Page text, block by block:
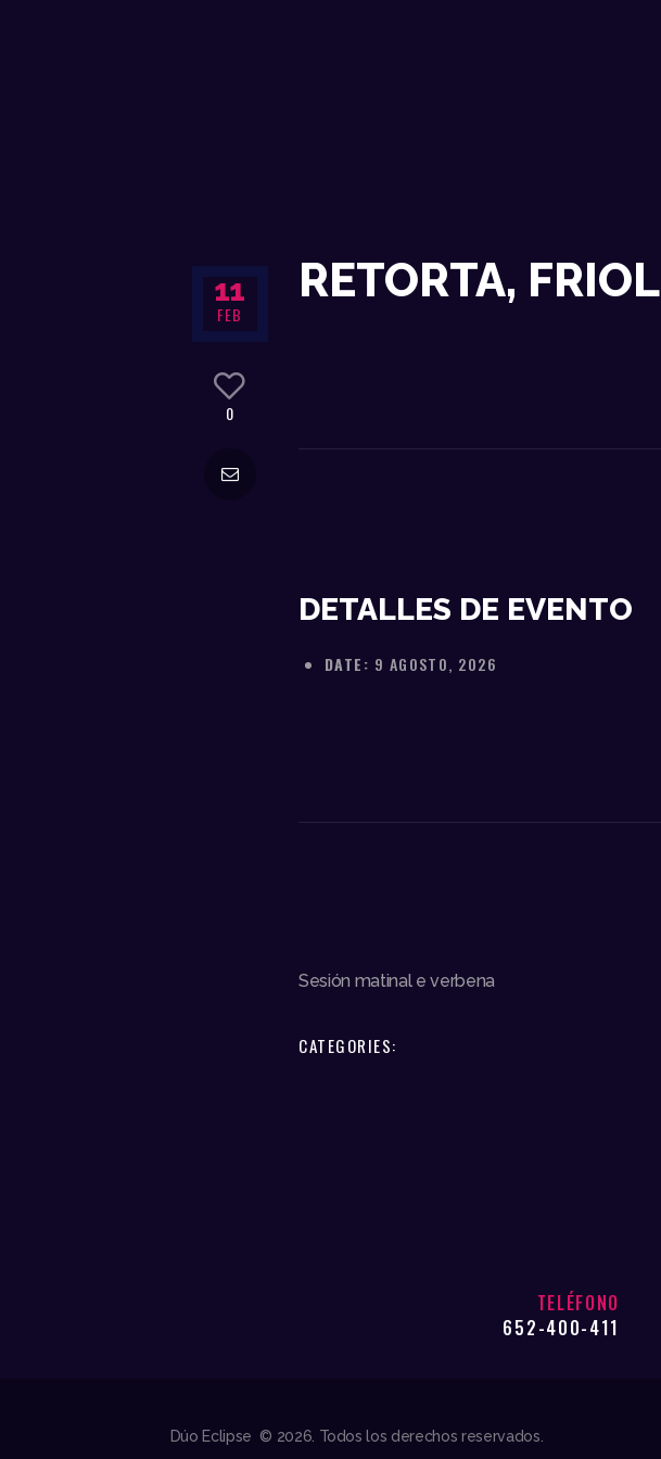
11
FEB
0
RETORTA, FRIOL
DETALLES DE EVENTO
DATE: 9 AGOSTO, 2026
Sesión matinal e verbena
CATEGORIES:
TELÉFONO
652-400-411
Dúo Eclipse © 2026. Todos los derechos reservados.